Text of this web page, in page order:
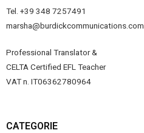
Tel. +39 348 7257491
marsha@burdickcommunications.com
Professional Translator &
CELTA Certified EFL Teacher
VAT n. IT06362780964
CATEGORIE